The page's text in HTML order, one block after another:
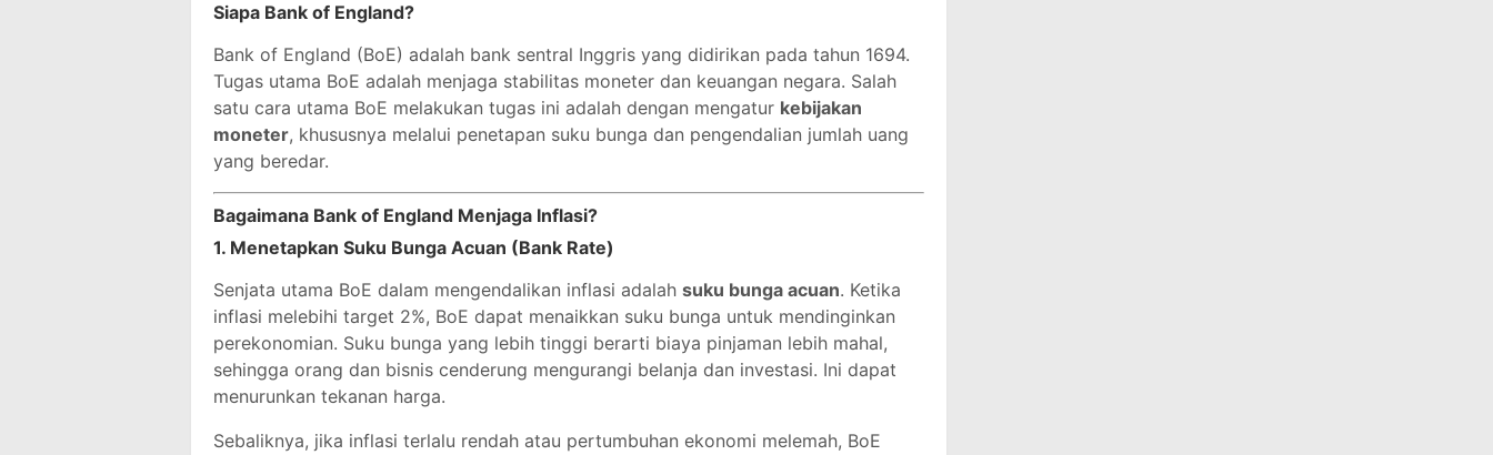
Siapa Bank of England?
Bank of England (BoE) adalah bank sentral Inggris yang didirikan pada tahun 1694.
Tugas utama BoE adalah menjaga stabilitas moneter dan keuangan negara. Salah
satu cara utama BoE melakukan tugas ini adalah dengan mengatur kebijakan
moneter, khususnya melalui penetapan suku bunga dan pengendalian jumlah uang
yang beredar.
Bagaimana Bank of England Menjaga Inflasi?
1. Menetapkan Suku Bunga Acuan (Bank Rate)
Senjata utama BoE dalam mengendalikan inflasi adalah suku bunga acuan. Ketika
inflasi melebihi target 2%, BoE dapat menaikkan suku bunga untuk mendinginkan
perekonomian. Suku bunga yang lebih tinggi berarti biaya pinjaman lebih mahal,
sehingga orang dan bisnis cenderung mengurangi belanja dan investasi. Ini dapat
menurunkan tekanan harga.
Sebaliknya, jika inflasi terlalu rendah atau pertumbuhan ekonomi melemah, BoE